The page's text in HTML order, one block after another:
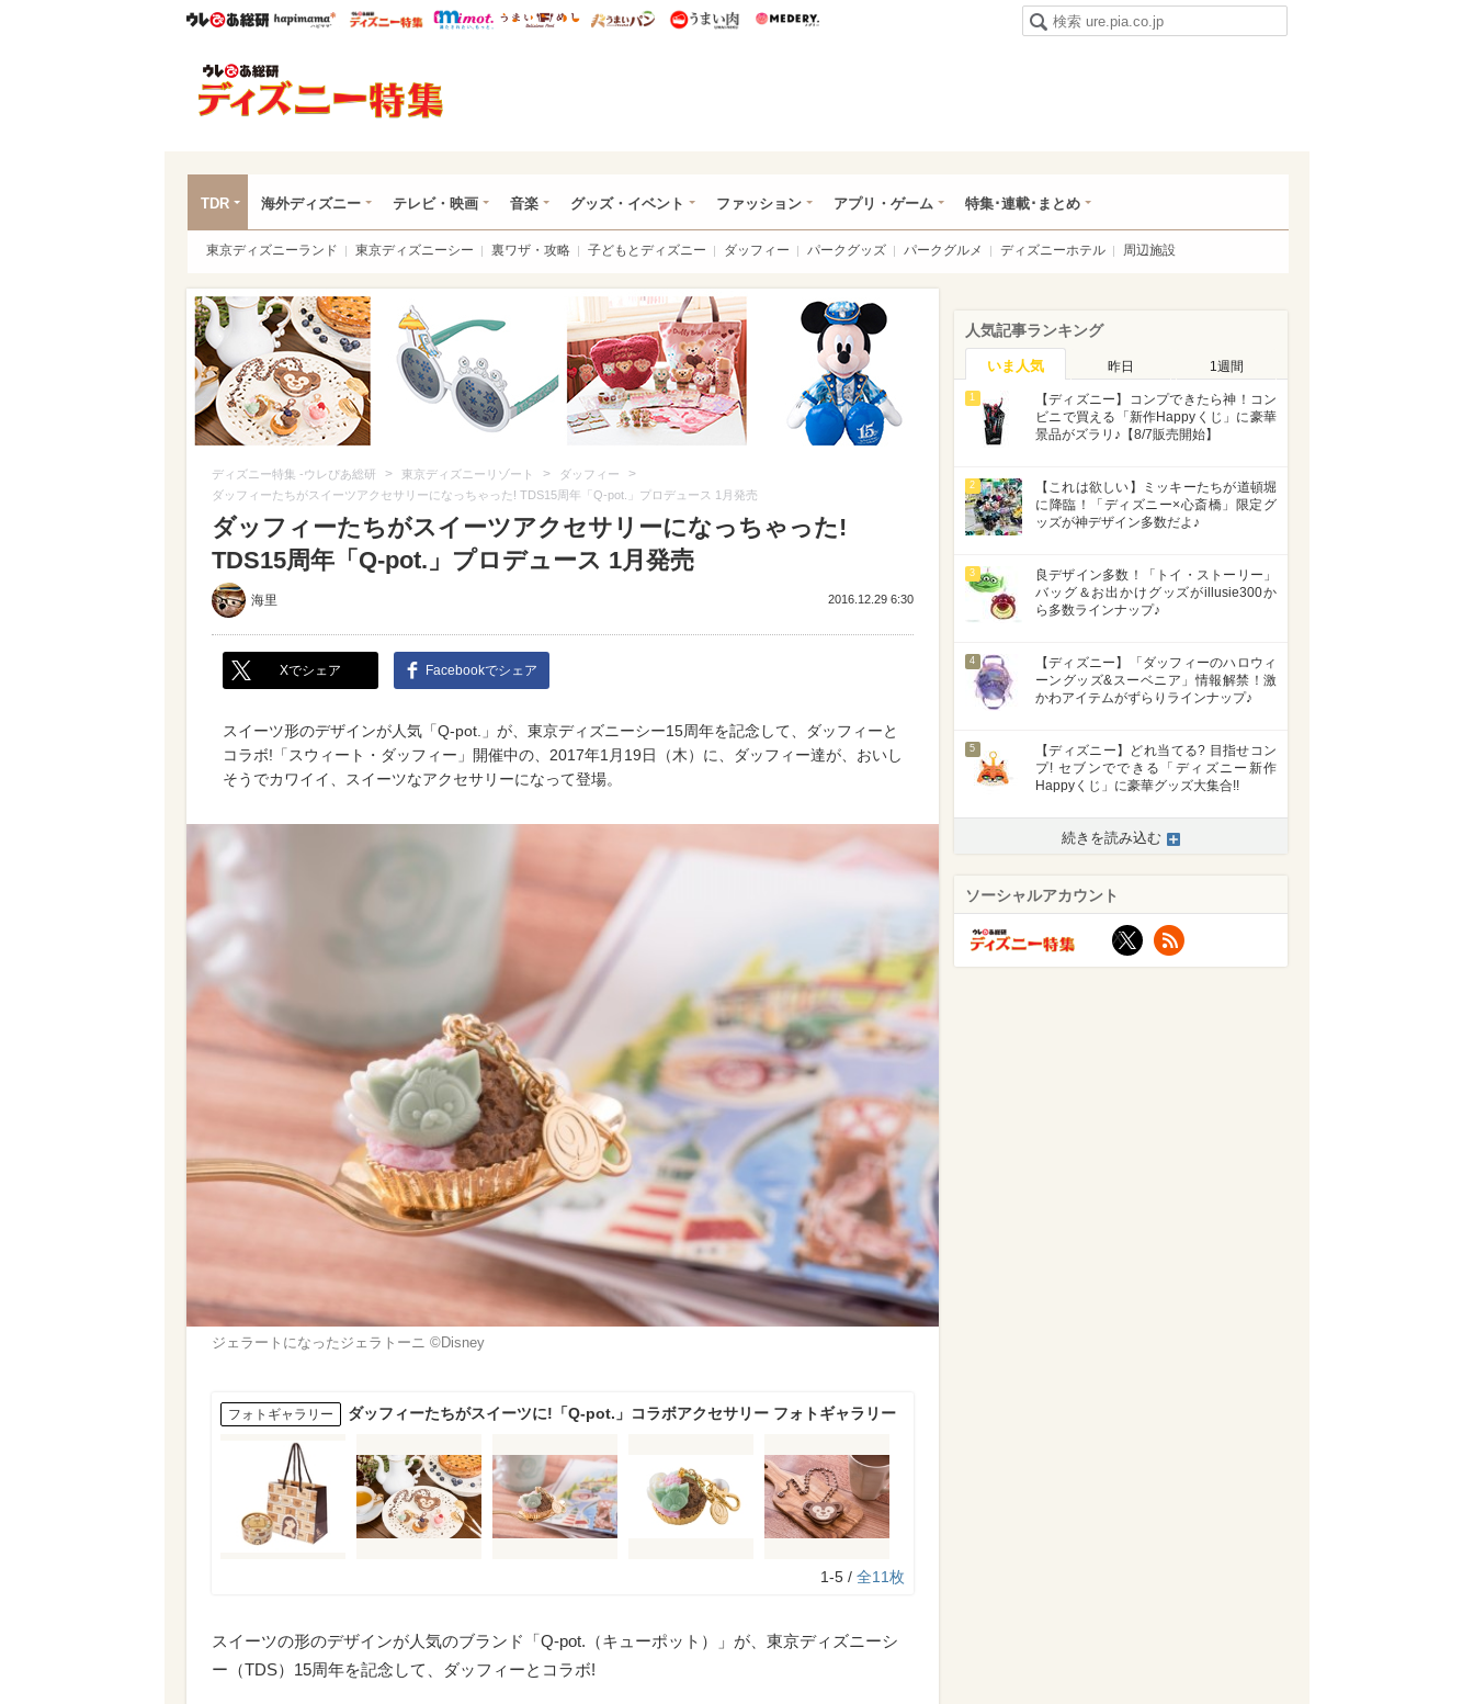
ウレぴあ総研ハピママ* ウレぴあ総研 ディズニー特集
mimot. うまいめし うまいパン うまい肉
TDR 海外ディズニー テレビ・映画 音楽 グッズ・イベント ファッション アプリ・ゲーム 特集･連載･まとめ
東京ディズニーランド 東京ディズニーシー 裏ワザ・攻略 子どもとディズニー ダッフィー パークグッズ パークグルメ ディズニーホテル 周辺施設
ディズニー特集 -ウレぴあ総研 > 東京ディズニーリゾート > ダッフィー >
ダッフィーたちがスイーツアクセサリーになっちゃった! TDS15周年「Q-pot.」プロデュース 1月発売
ダッフィーたちがスイーツアクセサリーになっちゃった!
TDS15周年「Q-pot.」プロデュース 1月発売
海里 2016.12.29 6:30
Xでシェア Facebookでシェア
スイーツ形のデザインが人気「Q-pot.」が、東京ディズニーシー15周年を記念して、ダッフィーと
コラボ!「スウィート・ダッフィー」開催中の、2017年1月19日（木）に、ダッフィー達が、おいし
そうでカワイイ、スイーツなアクセサリーになって登場。
ジェラートになったジェラトーニ ©Disney
フォトギャラリー ダッフィーたちがスイーツに!「Q-pot.」コラボアクセサリー フォトギャラリー
1-5 / 全11枚
スイーツの形のデザインが人気のブランド「Q-pot.（キューポット）」が、東京ディズニーシ
ー（TDS）15周年を記念して、ダッフィーとコラボ!
人気記事ランキング
いま人気 昨日 1週間
1
【ディズニー】コンプできたら神！コン
ビニで買える「新作Happyくじ」に豪華
景品がズラリ♪【8/7販売開始】
2
【これは欲しい】ミッキーたちが道頓堀
に降臨！「ディズニー×心斎橋」限定グ
ッズが神デザイン多数だよ♪
3
良デザイン多数！「トイ・ストーリー」
バッグ＆お出かけグッズがillusie300か
ら多数ラインナップ♪
4
【ディズニー】「ダッフィーのハロウィ
ーングッズ&スーベニア」情報解禁！激
かわアイテムがずらりラインナップ♪
5
【ディズニー】どれ当てる? 目指せコン
プ! セブンでできる「ディズニー新作
Happyくじ」に豪華グッズ大集合!!
続きを読み込む
ソーシャルアカウント
X